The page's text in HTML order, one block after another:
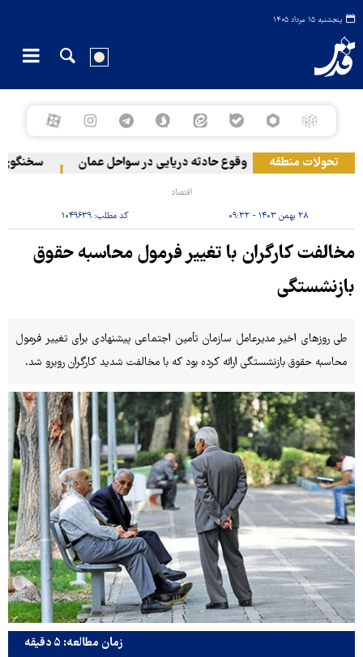
پنجشنبه ۱۵ مرداد ۱۴۰۵
تحولات منطقه
در لبنان وقوع حادثه دریایی در سواحل عمان سخنگوی
اقتصاد
۲۸ بهمن ۱۴۰۳ - ۰۹:۳۲ کد مطلب:۱۰۴۹۶۳۹
مخالفت کارگران با تغییر فرمول محاسبه حقوق
بازنشستگی
طی روزهای اخیر مدیرعامل سازمان تأمین اجتماعی پیشنهادی برای تغییر فرمول
محاسبه حقوق بازنشستگی ارائه کرده بود که با مخالفت شدید کارگران روبرو شد.
زمان مطالعه: ۵ دقیقه